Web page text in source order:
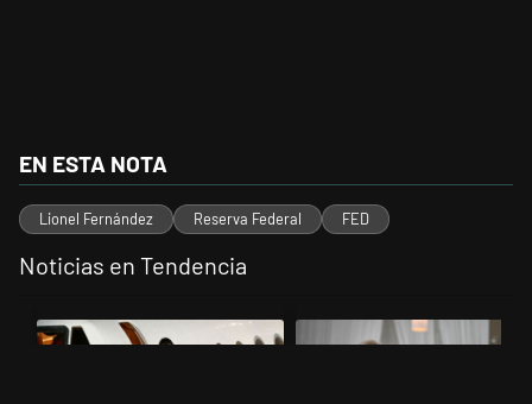
EN ESTA NOTA
Lionel Fernández Reserva Federal FED
Noticias en Tendencia
Un artículo de tendencia con el título "Lionel Messi llegó a Rosario
Un artículo de tendencia con el